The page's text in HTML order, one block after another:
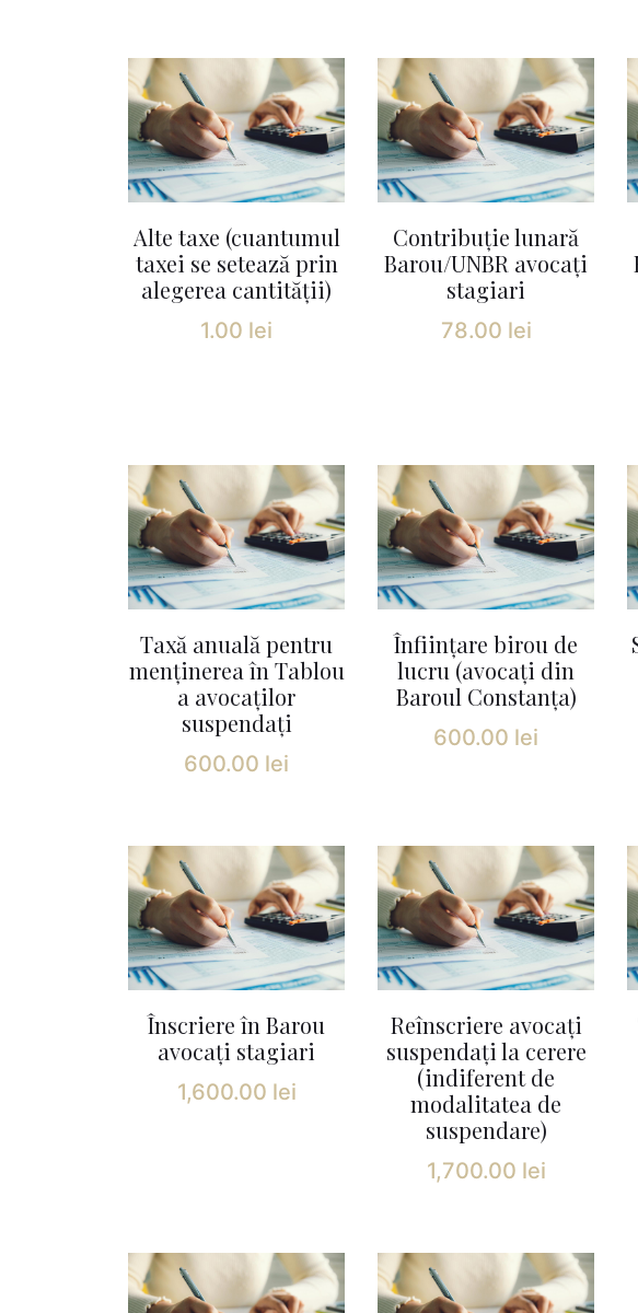
Alte taxe (cuantumul
taxei se setează prin
alegerea cantității)
1.00 lei
Contribuție lunară
Barou/UNBR avocați
stagiari
78.00 lei
Taxă anuală pentru
menținerea în Tablou
a avocaților
suspendați
600.00 lei
Înființare birou de
lucru (avocați din
Baroul Constanța)
600.00 lei
Înscriere în Barou
avocați stagiari
1,600.00 lei
Reînscriere avocați
suspendați la cerere
(indiferent de
modalitatea de
suspendare)
1,700.00 lei